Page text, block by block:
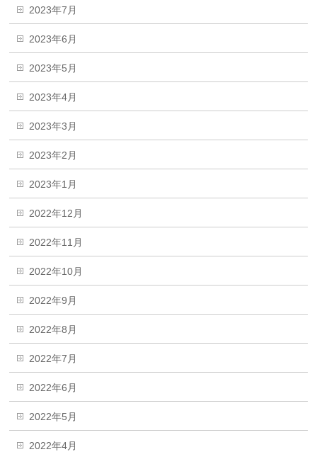
2023年7月
2023年6月
2023年5月
2023年4月
2023年3月
2023年2月
2023年1月
2022年12月
2022年11月
2022年10月
2022年9月
2022年8月
2022年7月
2022年6月
2022年5月
2022年4月